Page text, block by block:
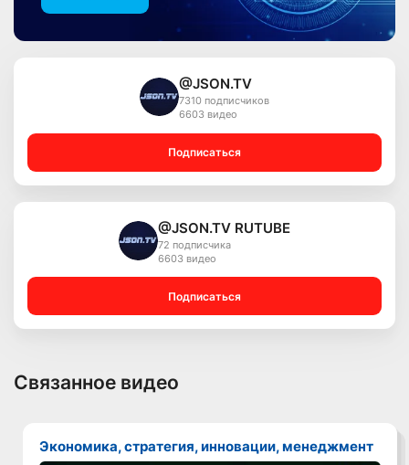
@JSON.TV
7310 подписчиков
6603 видео
Подписаться
@JSON.TV RUTUBE
72 подписчика
6603 видео
Подписаться
Связанное видео
Экономика, стратегия, инновации, менеджмент